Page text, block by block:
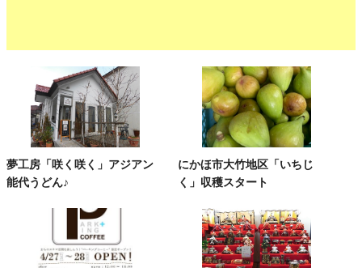
夢工房「咲く咲く」アジアン
能代うどん♪
にかほ市大竹地区「いちじ
く」収穫スタート